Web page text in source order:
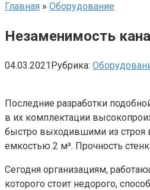
Главная » Оборудование
Незаменимость
04.03.2021Рубрика:
Последние разработки
в их комплектации
быстро выходившими из строя
емкостью 2 м³. Прочность
Сегодня организациям,
которого стоит недорого,